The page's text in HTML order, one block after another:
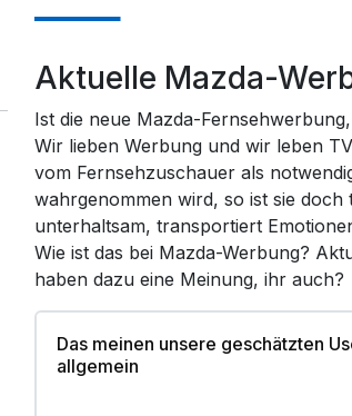
Aktuelle Mazda-
Ist die neue Mazda-
Wir lieben Werbung und wir leben
vom Fernsehzuschauer als
wahrgenommen wird, so ist sie
unterhaltsam, transportiert
Wie ist das bei Mazda-Werbung?
haben dazu eine Meinung, ihr auch?
Das meinen unsere geschätzten
allgemein